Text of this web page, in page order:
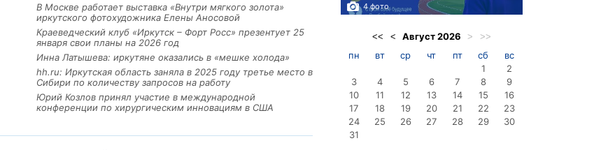
В Москве работает выставка «Внутри мягкого золота»
иркутского фотохудожника Елены Аносовой
Краеведческий клуб «Иркутск – Форт Росс» презентует 25
января свои планы на 2026 год
Инна Латышева: иркутяне оказались в «мешке холода»
hh.ru: Иркутская область заняла в 2025 году третье место в
Сибири по количеству запросов на работу
Юрий Козлов принял участие в международной
конференции по хирургическим инновациям в США
3 фото 4 фото
<< < Август2026 > >>
пн вт ср чт пт сб
вс
1
2
3
4 5 6 7 8
9
10
11 12 13 14 15
16
17
18 19 20 21 22
23
24
25 26 27 28 29
30
31